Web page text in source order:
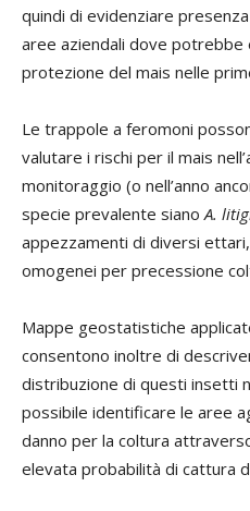
quindi di evidenziare
aree aziendali dove potrebbe
protezione del mais nelle
Le trappole a feromoni
valutare i rischi per il mais
monitoraggio (o nell’anno
specie prevalente sianoA.
appezzamenti di diversi
omogenei per precessione
Mappe geostatistiche
consentono inoltre di
distribuzione di questi insetti
possibile identificare le aree
danno per la coltura
elevata probabilità di cattura